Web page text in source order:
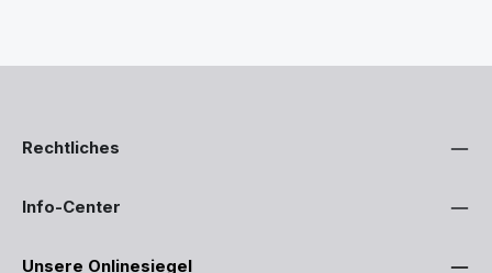
Rechtliches
Info-Center
Unsere Onlinesiegel